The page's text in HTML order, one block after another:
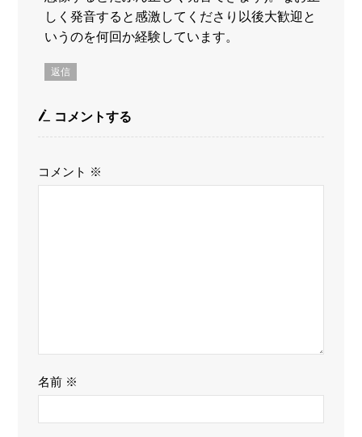
しく発音すると感激してくださり以後大歓迎と
いうのを何回か経験しています。
返信
コメントする
コメント ※
名前 ※